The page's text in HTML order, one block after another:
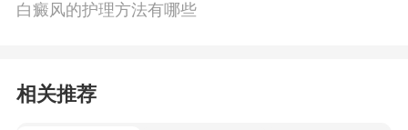
白癜风的护理方法有哪些
相关推荐